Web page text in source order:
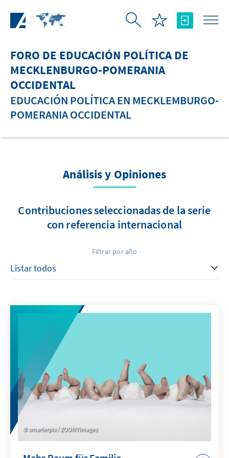
FORO DE EDUCACIÓN POLÍTICA DE
MECKLENBURGO-POMERANIA
OCCIDENTAL
EDUCACIÓN POLÍTICA EN MECKLEMBURGO-
POMERANIA OCCIDENTAL
Análisis y Opiniones
Contribuciones seleccionadas de la serie
con referencia internacional
Filtrar por año
smarterpix / ZOOMYimages